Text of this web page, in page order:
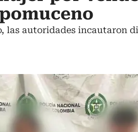
las autoridades incautaron